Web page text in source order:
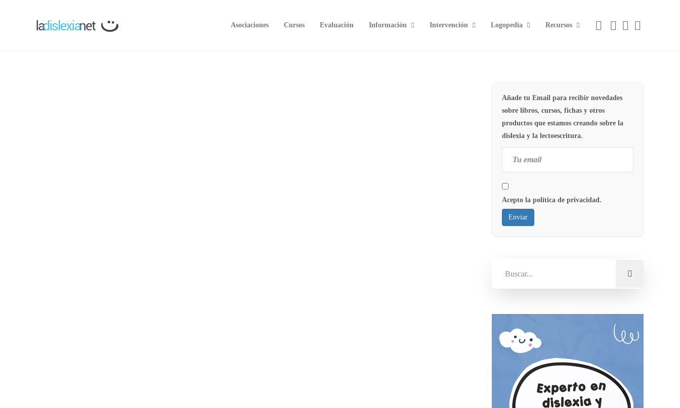
Asociaciones Cursos Evaluación Información Intervención Logopedia Recursos
Añade tu Email para recibir novedades
sobre libros, cursos, fichas y otros
productos que estamos creando sobre la
dislexia y la lectoescritura.
Acepto la política de privacidad.
Enviar